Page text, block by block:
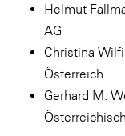
Helmut
AG
Christina
Österreich
Gerhard M.